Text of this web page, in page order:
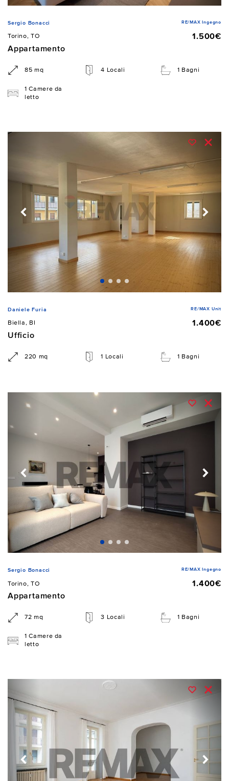
Sergio Bonacci RE/MAX Ingegno
Torino, TO
1.500€
Appartamento
85 mq 4 Locali 1 Bagni
1 Camere da
letto
Daniele Furia RE/MAX Unit
Biella, BI
1.400€
Ufficio
220 mq 1 Locali 1 Bagni
Sergio Bonacci RE/MAX Ingegno
Torino, TO
1.400€
Appartamento
72 mq 3 Locali 1 Bagni
1 Camere da
letto